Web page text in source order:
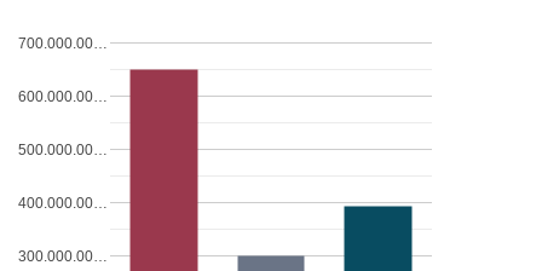
300.000.00…
400.000.00…
500.000.00…
600.000.00…
700.000.00…